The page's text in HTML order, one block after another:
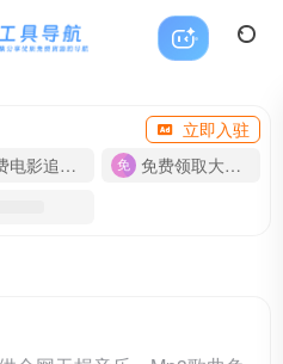
立即入驻
免费电影追剧APP 免费领取大流量卡【500G】